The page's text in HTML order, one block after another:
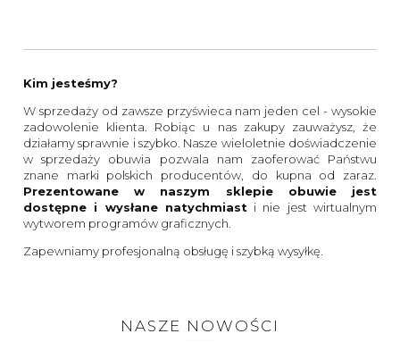
Kim jesteśmy?
W sprzedaży od zawsze przyświeca nam jeden cel - wysokie
zadowolenie klienta. Robiąc u nas zakupy zauważysz, że
działamy sprawnie i szybko. Nasze wieloletnie doświadczenie
w sprzedaży obuwia pozwala nam zaoferować Państwu
znane marki polskich producentów, do kupna od zaraz.
Prezentowane w naszym sklepie obuwie jest
dostępne i wysłane natychmiasti nie jest wirtualnym
wytworem programów graficznych.
Zapewniamy profesjonalną obsługę i szybką wysyłkę.
NASZE NOWOŚCI